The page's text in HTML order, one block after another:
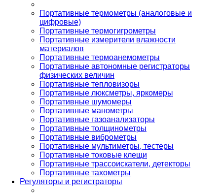
Портативные термометры (аналоговые и
цифровые)
Портативные термогигрометры
Портативные измерители влажности
материалов
Портативные термоанемометры
Портативные автономные регистраторы
физических величин
Портативные тепловизоры
Портативные люксметры, яркомеры
Портативные шумомеры
Портативные манометры
Портативные газоанализаторы
Портативные толщинометры
Портативные виброметры
Портативные мультиметры, тестеры
Портативные токовые клещи
Портативные трассоискатели, детекторы
Портативные тахометры
Регуляторы и регистраторы